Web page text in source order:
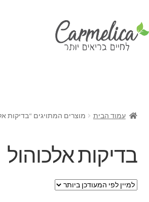
עמוד הבית מוצרים המתויגים “בדיקות
בדיקות אלכוהול